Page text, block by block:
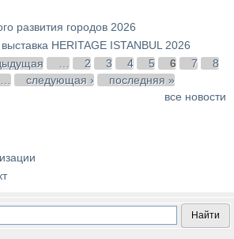
развития городов 2026
HERITAGE ISTANBUL 2026
… 2 3 4 5 6 7
8
… следующая ›
последняя »
все новости